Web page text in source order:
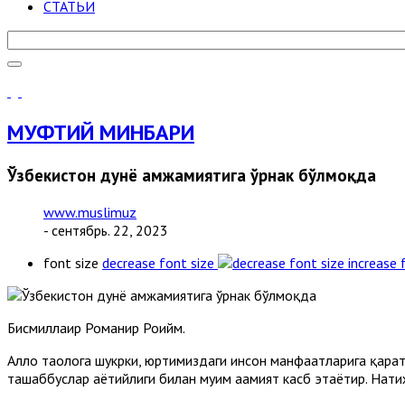
СТАТЬИ
МУФТИЙ МИНБАРИ
Ўзбекистон дунё ҳамжамиятига ўрнак бўлмоқда
www.muslimuz
- сентябрь. 22, 2023
font size decrease font size increase
Бисмиллаҳир Роҳманир Роҳийм.
Аллоҳ таолога шукрки, юртимиздаги инсон манфаатларига
ташаббуслар ҳаётийлиги билан муҳим аҳамият касб этаётир.